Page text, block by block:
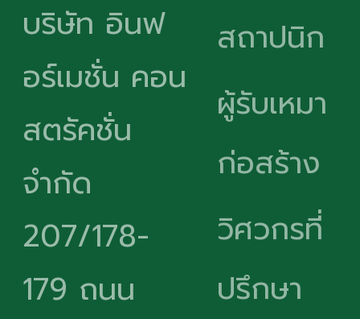
บริษัท อินฟ
อร์เมชั่น คอน
สตรัคชั่น
จำกัด
207/178-
179 ถนน
สถาปนิก
ผู้รับเหมา
ก่อสร้าง
วิศวกรที่
ปรึกษา